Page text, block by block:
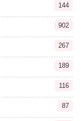
144
902
267
189
116
87